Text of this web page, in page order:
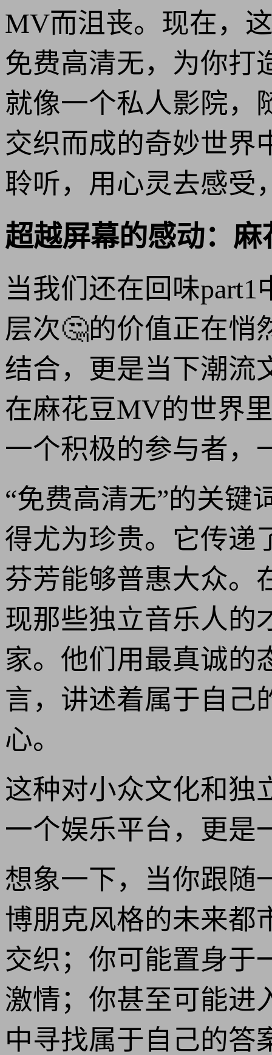
MV而沮丧。现在，
免费高清无，为你打
就像一个私人影院，
交织而成的奇妙世界
聆听，用心灵去感受
超越屏幕的感动：
当我们还在回味
层次🤔的价值正在
结合，更是当下潮流
在麻花豆MV的世界
一个积极的参与者，
“免费高清无”的关键
得尤为珍贵。它传递
芬芳能够普惠大众。
现那些独立音乐人的
家。他们用最真诚的
言，讲述着属于自己
心。
这种对小众文化和独
一个娱乐平台，更是
想象一下，当你跟随
博朋克风格的未来都
交织；你可能置身于
激情；你甚至可能进
中寻找属于自己的答